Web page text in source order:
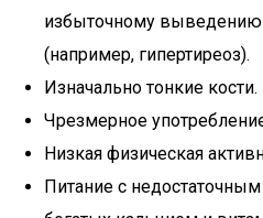
избыточному выведению
(например, гипертиреоз).
Изначально тонкие кости.
Чрезмерное
Низкая физическая
Питание с